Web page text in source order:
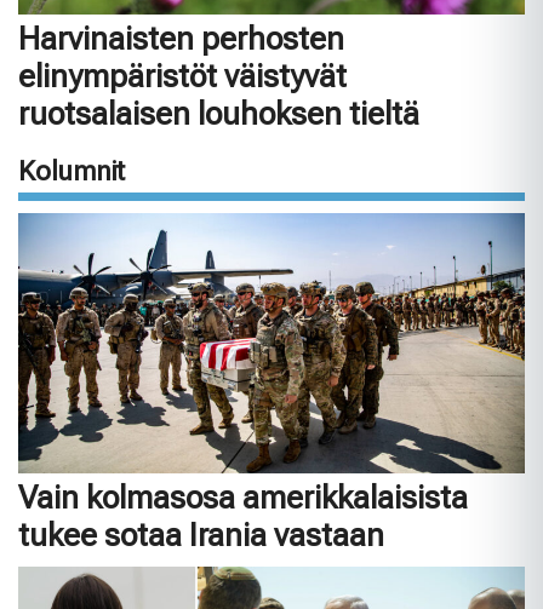
Harvinaisten perhosten
elinympäristöt väistyvät
ruotsalaisen louhoksen tieltä
Kolumnit
Vain kolmasosa amerikkalaisista
tukee sotaa Irania vastaan